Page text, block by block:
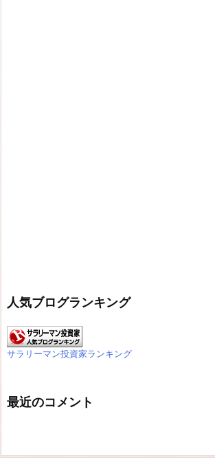
人気ブログランキング
サラリーマン投資家ランキング
最近のコメント